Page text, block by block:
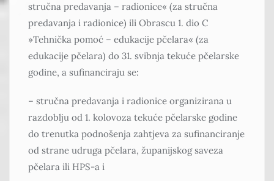
stručna predavanja – radionice« (za stručna
predavanja i radionice) ili Obrascu 1. dio C
»Tehnička pomoć – edukacije pčelara« (za
edukacije pčelara) do 31. svibnja tekuće pčelarske
godine, a sufinanciraju se:
– stručna predavanja i radionice organizirana u
razdoblju od 1. kolovoza tekuće pčelarske godine
do trenutka podnošenja zahtjeva za sufinanciranje
od strane udruga pčelara, županijskog saveza
pčelara ili HPS-a i